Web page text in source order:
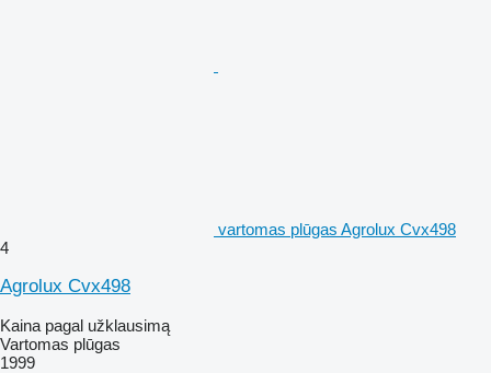
vartomas plūgas Agrolux Cvx498
4
Agrolux Cvx498
Kaina pagal užklausimą
Vartomas plūgas
1999